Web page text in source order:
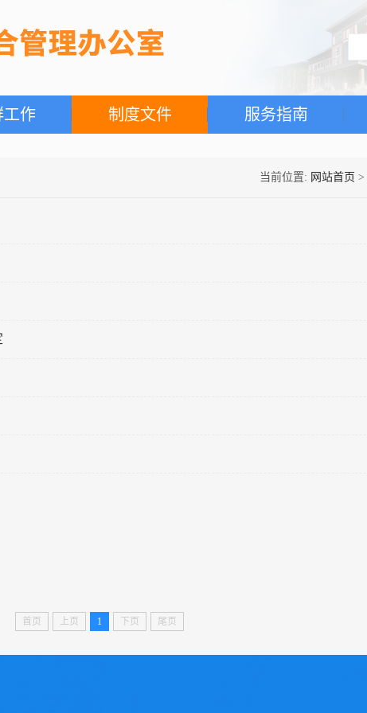
工作 制度文件 服务指南
当前位置: 网站首页 >
首页 上页 1 下页 尾页